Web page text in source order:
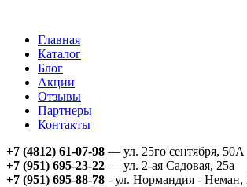
Главная
Каталог
Блог
Акции
Отзывы
Партнеры
Контакты
+7 (4812) 61-07-98 — ул. 25го сентября, 50А
+7 (951) 695-23-22 — ул. 2-ая Садовая, 25а
+7 (951) 695-88-78 - ул. Нормандия -